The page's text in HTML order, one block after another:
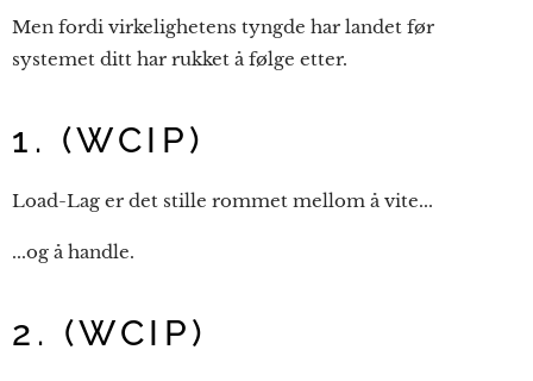
Men fordi virkelighetens tyngde har landet før
systemet ditt har rukket å følge etter.
1. (WCIP)
Load-Lag er det stille rommet mellom å vite...
...og å handle.
2. (WCIP)